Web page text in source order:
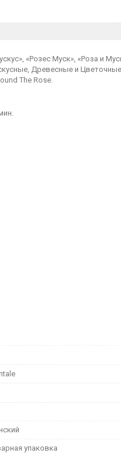
«Розес Муск», «Роза и
Древесные и
The Rose.
упаковка